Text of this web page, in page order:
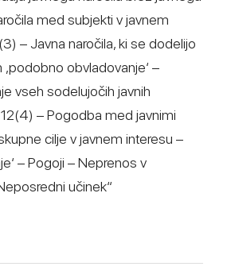
med subjekti v javnem
– Javna naročila, ki se dodelijo
,podobno obvladovanje‘ –
vseh sodelujočih javnih
– Pogodba med javnimi
cilje v javnem interesu –
– Pogoji – Neprenos v
učinek“